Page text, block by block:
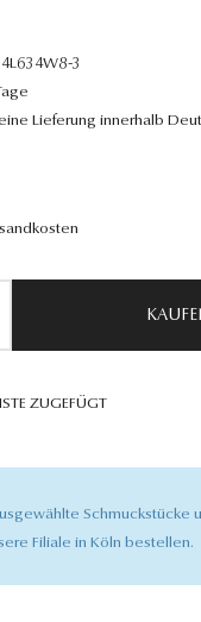
4L634W8-3
Lieferung innerhalb
ZUGEFÜGT
Schmuckstücke
Filiale in Köln bestellen.